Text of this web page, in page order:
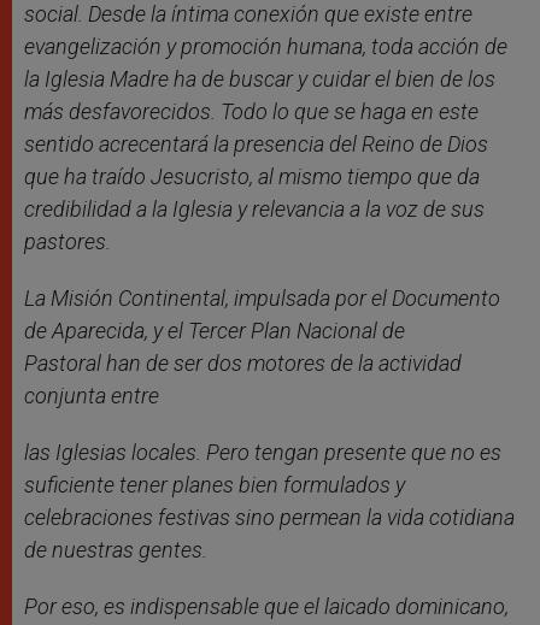
social. Desde la íntima conexión que existe entre
evangelización y promoción humana, toda acción de
la Iglesia Madre ha de buscar y cuidar el bien de los
más desfavorecidos. Todo lo que se haga en este
sentido acrecentará la presencia del Reino de Dios
que ha traído Jesucristo, al mismo tiempo que da
credibilidad a la Iglesia y relevancia a la voz de sus
pastores.
La Misión Continental, impulsada por el Documento
de Aparecida, y el Tercer Plan Nacional de
Pastoral han de ser dos motores de la actividad
conjunta entre
las Iglesias locales. Pero tengan presente que no es
suficiente tener planes bien formulados y
celebraciones festivas sino permean la vida cotidiana
de nuestras gentes.
Por eso, es indispensable que el laicado dominicano,